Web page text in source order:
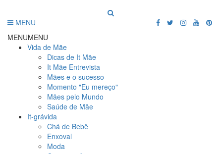
MENU
MENUMENU
Vida de Mãe
Dicas de It Mãe
It Mãe Entrevista
Mães e o sucesso
Momento "Eu mereço"
Mães pelo Mundo
Saúde de Mãe
It-grávida
Chá de Bebê
Enxoval
Moda